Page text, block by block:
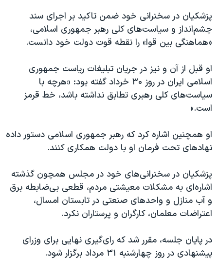
پزشکیان در سخنرانی خود ضمن تاکید بر اجرای سند
چشم‌انداز و سیاست‌های کلی رهبر جمهوری اسلامی،
«هماهنگی بین قوا» را نقطه قوت دولت خود دانست.
او قبل از آن و نیز در جریان تبلیغات ریاست جمهوری
اسلامی ایران در روز ۳۰ خرداد گفته بود: «هرچه با
سیاست‌های کلی رهبری تطابق نداشته باشد، خط قرمز
است.»
او همچنین اشاره کرد که رهبر جمهوری اسلامی دستور داده
نهادهای تحت فرمان او با دولت همکاری کنند.
پزشکیان در سخنرانی‌های خود در مجلس همچون گذشته
اشاره‌ای به مشکلات معیشتی مردم، قطعی بی‌‌ضابطه برق
و آب منازل و واحدهای صنعتی در تابستان امسال،
اعتراضات معلمان،‌ کارگران و پرستاران نکرد.
در پایان جلسه، مقرر شد که رای‌گیری نهایی برای وزرای
پیشنهادی در روز چهارشنبه ۳۱ مرداد برگزار شود.